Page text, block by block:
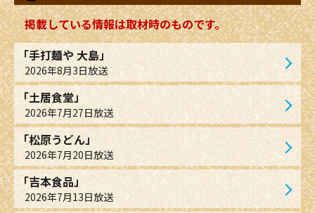
掲載している情報は取材時のものです。
「手打麺や 大島」
2026年8月3日放送
「土居食堂」
2026年7月27日放送
「松原うどん」
2026年7月20日放送
「吉本食品」
2026年7月13日放送